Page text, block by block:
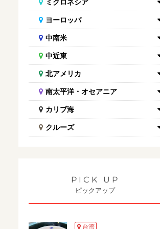
ミクロネシア
ヨーロッパ
中南米
中近東
北アメリカ
南太平洋・オセアニア
カリブ海
クルーズ
PICK UP
ピックアップ
台湾